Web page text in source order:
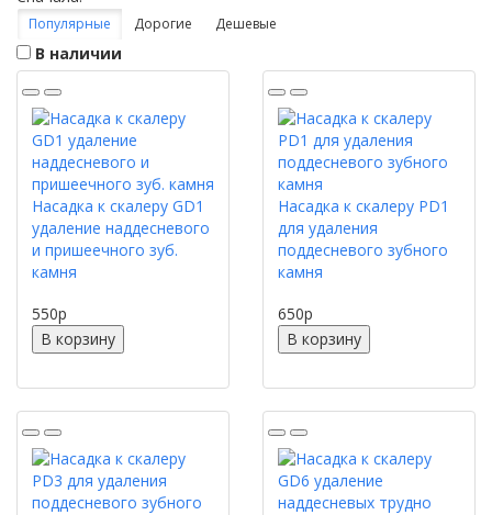
Популярные Дорогие Дешевые
В наличии
Насадка к скалеру GD1
удаление наддесневого
и пришеечного зуб.
камня
550p
В корзину
Насадка к скалеру PD1
для удаления
поддесневого зубного
камня
650p
В корзину